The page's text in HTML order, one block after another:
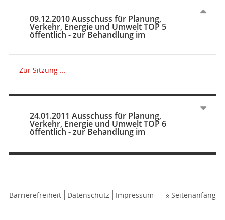
09.12.2010 Ausschuss für Planung,
Verkehr, Energie und Umwelt TOP 5
öffentlich - zur Behandlung im
Zur Sitzung ...
24.01.2011 Ausschuss für Planung,
Verkehr, Energie und Umwelt TOP 6
öffentlich - zur Behandlung im
Barrierefreiheit Datenschutz Impressum Seitenanfang